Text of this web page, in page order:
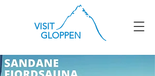
VISIT
GLOPPEN